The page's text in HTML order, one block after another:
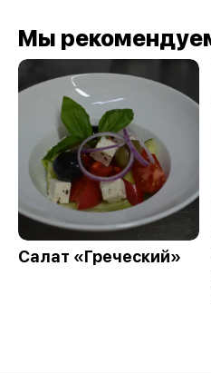
Мы
Салат «Греческий»